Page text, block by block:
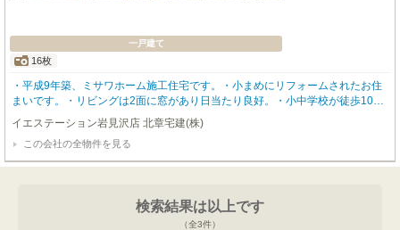
一戸建て
16枚
・平成9年築、ミサワホーム施工住宅です。・小まめにリフォームされたお住
まいです。・リビングは2面に窓があり日当たり良好。・小中学校が徒歩10分
圏内に位置しています。
イエステーション岩見沢店 北章宅建(株)
この会社の全物件を見る
検索結果は以上です
（全3件）